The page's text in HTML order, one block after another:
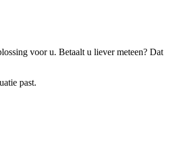
voor u. Betaalt u liever meteen? Dat
past.